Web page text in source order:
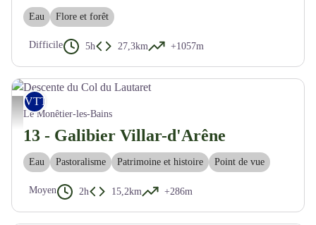
Eau Flore et forêt
Difficile 5h 27,3km +1057m
Descente du Col du Lautaret - M. Buffet
VTT
Le Monêtier-les-Bains
13 - Galibier Villar-d'Arêne
Eau Pastoralisme Patrimoine et histoire Point de vue
Moyen 2h 15,2km +286m